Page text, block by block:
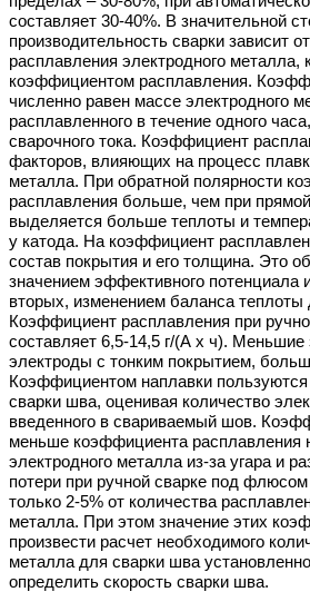
составляет 30-40%. В значительной
производительность сварки зависит
расплавления электродного металла,
коэффициентом расплавления.
численно равен массе электродного
расплавленного в течение одного
сварочного тока. Коэффициент
факторов, влияющих на процесс
металла. При обратной полярности
расплавления больше, чем при
выделяется больше теплоты и
у катода. На коэффициент
состав покрытия и его толщина. Это
значением эффективного потенциала
вторых, изменением баланса теплоты
Коэффициент расплавления при
составляет 6,5-14,5 г/(А х ч). Меньшие
электроды с тонким покрытием,
Коэффициентом наплавки пользуются
сварки шва, оценивая количество
введенного в свариваемый шов.
меньше коэффициента расплавления
электродного металла из-за угара и
потери при ручной сварке под
только 2-5% от количества
металла. При этом значение этих
произвести расчет необходимого
металла для сварки шва
определить скорость сварки шва.